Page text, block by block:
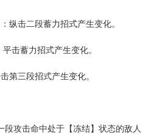
纵击二段蓄力招式产生变化。
击蓄力招式产生变化。
第三段招式产生变化。
段攻击命中处于【冻结】状态的敌人